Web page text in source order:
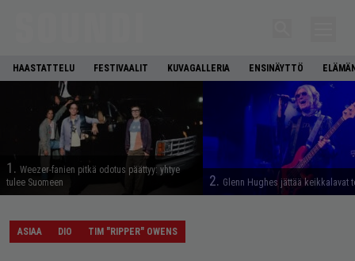
HAASTATTELU FESTIVAALIT KUVAGALLERIA ENSINÄYTTÖ
1. Weezer-fanien pitkä odotus päättyy: yhtye
tulee Suomeen
2. Glenn Hughes jättää keikkalavat
ASIAA DIO TIM "RIPPER" OWENS